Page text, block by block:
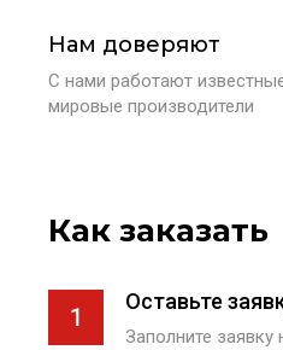
Нам доверяют
С нами работают
мировые производители
Как заказать
1
Оставьте
Заполните заявку